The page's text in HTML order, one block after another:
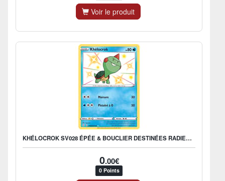
Voir le produit
KHÉLOCROK SV028 ÉPÉE & BOUCLIER DESTINÉES RADIEUSES EB045
0.00€
0 Points